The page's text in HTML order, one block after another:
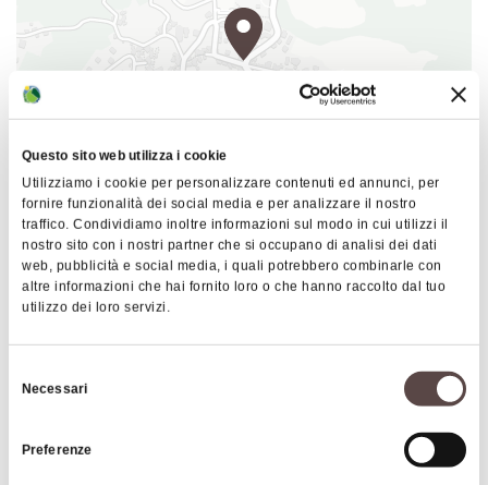
Questo sito web utilizza i cookie
Utilizziamo i cookie per personalizzare contenuti ed annunci, per
fornire funzionalità dei social media e per analizzare il nostro
traffico. Condividiamo inoltre informazioni sul modo in cui utilizzi il
nostro sito con i nostri partner che si occupano di analisi dei dati
web, pubblicità e social media, i quali potrebbero combinarle con
altre informazioni che hai fornito loro o che hanno raccolto dal tuo
utilizzo dei loro servizi.
delNecessari
Preferenze
Leaflet OpenStreetMap contributors © CARTO
Antica locanda "La posta"
Via Roma 95
40041 Gaggio Montano